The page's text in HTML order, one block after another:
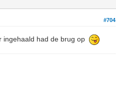
#704
ingehaald had de brug op